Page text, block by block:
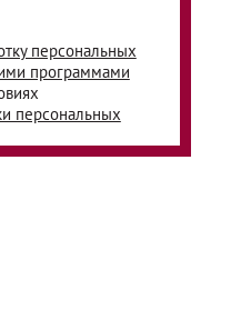
персональных
программами
персональных